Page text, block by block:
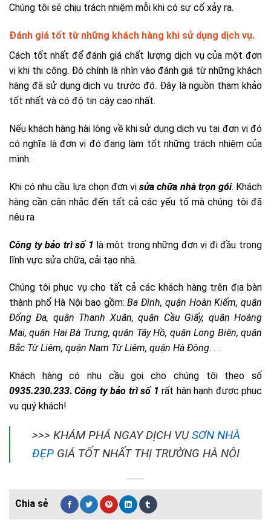
Chúng tôi sẽ chịu trách nhiệm mỗi khi có sự cố xảy ra.
Đánh giá tốt từ những khách hàng khi sử dụng dịch vụ.
Cách tốt nhất để đánh giá chất lượng dịch vụ của một đơn
vị khi thi công. Đó chính là nhìn vào đánh giá từ những khách
hàng đã sử dụng dịch vụ trước đó. Đây là nguồn tham khảo
tốt nhất và có độ tin cậy cao nhất.
Nếu khách hàng hài lòng về khi sử dụng dịch vụ tại đơn vị đó
có nghĩa là đơn vị đó đang làm tốt những trách nhiệm của
mình.
Khi có nhu cầu lựa chọn đơn vịsửa chữa nhà trọn gói. Khách
hàng cần cân nhắc đến tất cả các yếu tố mà chúng tôi đã
nêu ra
Công ty bảo trì số 1 là một trong những đơn vị đi đầu trong
lĩnh vực sửa chữa, cải tạo nhà.
Chúng tôi phục vụ cho tất cả các khách hàng trên địa bàn
thành phố Hà Nội bao gồm:Ba Đình, quận Hoàn Kiếm, quận
Đống Đa, quận Thanh Xuân, quận Cầu Giấy, quận Hoàng
Mai, quận Hai Bà Trưng, quận Tây Hồ, quận Long Biên, quận
Bắc Từ Liêm, quận Nam Từ Liêm, quận Hà Đông. . .
Khách hàng có nhu cầu gọi cho chúng tôi theo số
0935.230.233.Công ty bảo trì số 1 rất hân hạnh được phục
vụ quý khách!
>>> KHÁM PHÁ NGAY DỊCH VỤSƠN NHÀ
ĐẸP GIÁ TỐT NHẤT THỊ TRƯỜNG HÀ NỘI